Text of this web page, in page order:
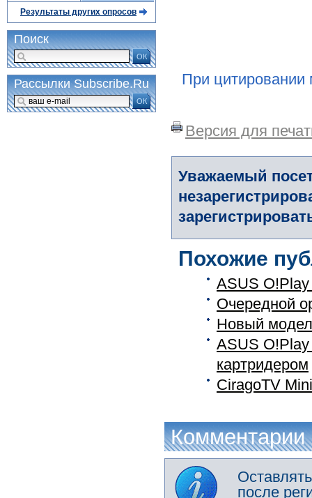
При цитировании
Версия для
Уважаемый
Похожие
ASUS
Очередной
Новый
ASUS
картридером
CiragoTV
Комментарии
после
Результаты других опросов
Поиск
ОК
Рассылки Subscribe.Ru
ОК